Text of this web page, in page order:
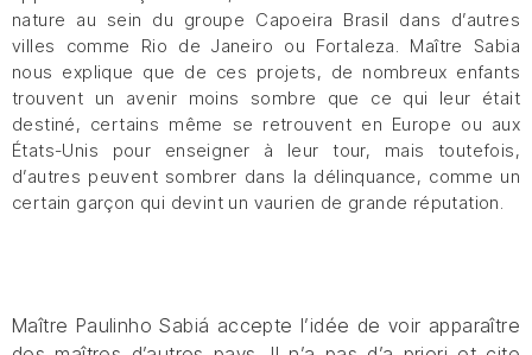
nature au sein du groupe Capoeira Brasil dans d’autres
villes comme Rio de Janeiro ou Fortaleza. Maître Sabia
nous explique que de ces projets, de nombreux enfants
trouvent un avenir moins sombre que ce qui leur était
destiné, certains même se retrouvent en Europe ou aux
États-Unis pour enseigner à leur tour, mais toutefois,
d’autres peuvent sombrer dans la délinquance, comme un
certain garçon qui devint un vaurien de grande réputation.
Maître Paulinho Sabiá accepte l’idée de voir apparaître